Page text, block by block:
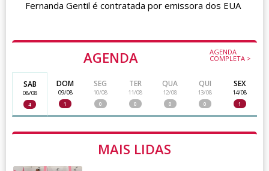
AGENDA AGENDA
COMPLETA >
SAB
08/08
4
DOM
09/08
1
SEG
10/08
0
TER
11/08
0
QUA
12/08
0
QUI
13/08
0
SEX
14/08
1
MAIS LIDAS
Fernanda Gentil é contratada por emissora dos EUA